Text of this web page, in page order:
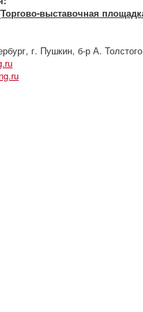
выставочная
г. Пушкин, б-р А.